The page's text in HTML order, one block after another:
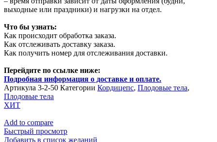
выходные или праздники) и нагрузки на отдел.
Что бы узнать:
Как происходит обработка заказа.
Как отслеживать доставку заказа.
Как получить номер для отслеживания доставки.
Перейдите по ссылке ниже:
Подробная информация о доставке и оплате.
Артикула 3-2-50 Категории Кордицепс, Плодовые тела,
Плодовые тела
ХИТ
Add to compare
Быстрый просмотр
Добавить в список желаний